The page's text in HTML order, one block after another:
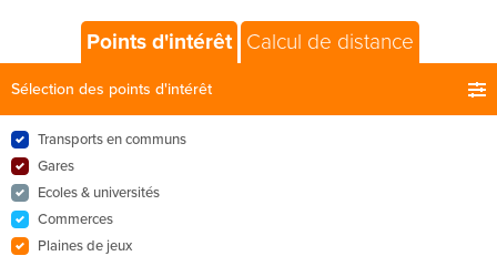
Points d'intérêt Calcul de distance
Sélection des points d'intérêt
Transports en communs
Gares
Ecoles & universités
Commerces
Plaines de jeux